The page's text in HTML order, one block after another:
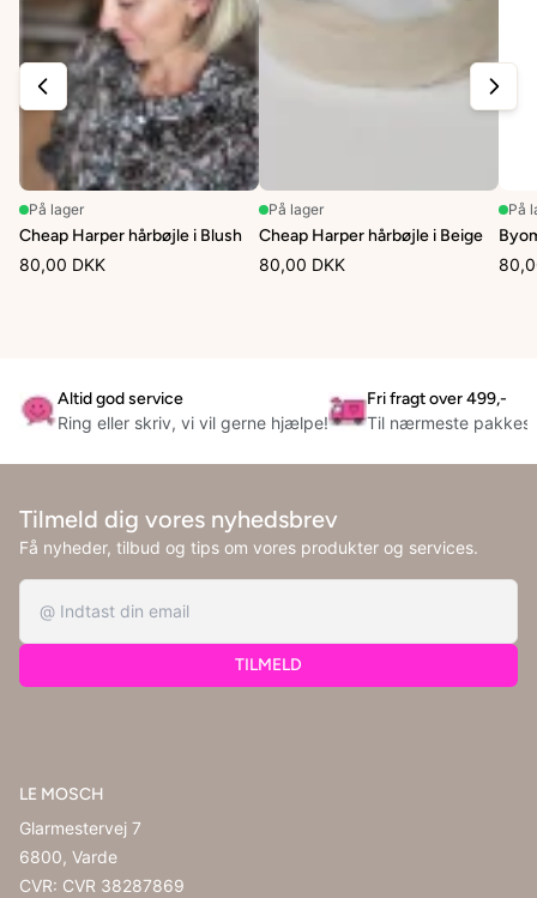
På lager
Cheap Harper hårbøjle i Blush
80,00 DKK
På lager
Cheap Harper hårbøjle i Beige
80,00 DKK
På
Altid god service
Ring eller skriv, vi vil gerne hjælpe!
Fri fragt over 499,-
Til nærmeste
Tilmeld dig vores nyhedsbrev
Få nyheder, tilbud og tips om vores produkter og services.
TILMELD
LE MOSCH
Glarmestervej 7
6800, Varde
CVR: CVR 38287869